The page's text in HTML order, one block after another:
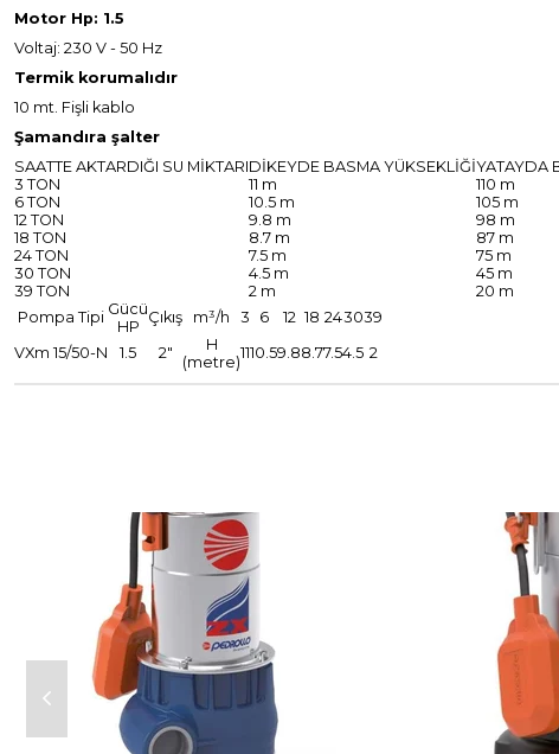
Motor Hp: 1.5
Voltaj: 230 V - 50 Hz
Termik korumalıdır
10 mt. Fişli kablo
Şamandıra şalter
SAATTE AKTARDIĞI SU MİKTARIDİKEYDE BASMA YÜKSEKLİĞİYATAYDA
3 TON
11 m
110 m
6 TON
10.5 m
105 m
12 TON
9.8 m
98 m
18 TON
8.7 m
87 m
24 TON
7.5 m
75 m
30 TON
4.5 m
45 m
39 TON
2 m
20 m
Pompa Tipi Gücü
HP
Çıkış m³/h 3 6 12 18 243039
VXm 15/50-N
1.5 2"
H
(metre)
1110.59.88.77.54.5 2